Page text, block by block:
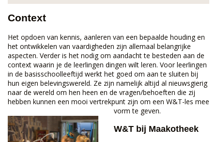
Context
Het opdoen van kennis, aanleren van een bepaalde houding en
het ontwikkelen van vaardigheden zijn allemaal belangrijke
aspecten. Verder is het nodig om aandacht te besteden aan de
context waarin je de leerlingen dingen wilt leren. Voor leerlingen
in de basisschoolleeftijd werkt het goed om aan te sluiten bij
hun eigen belevingswereld. Ze zijn namelijk altijd al nieuwsgierig
naar de wereld om hen heen en de vragen/behoeften die zij
hebben kunnen een mooi vertrekpunt zijn om een W&T-les mee
vorm te geven.
W&T bij Maakotheek